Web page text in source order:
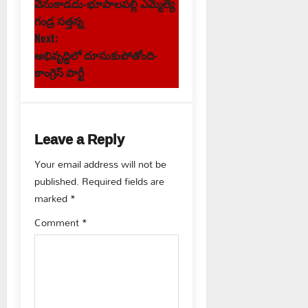
s
t
n
v
i
g
a
వెనుకాడదు-భూపాలపల్లి ఎమ్మెల్యే
గండ్ర సత్తన్న
Next:
అభివృద్ధిలో దూసుకుపోతోంది-
కాంగ్రెస్ పార్టీ
Leave a Reply
Your email address will not be
published. Required fields are
marked*
Comment*